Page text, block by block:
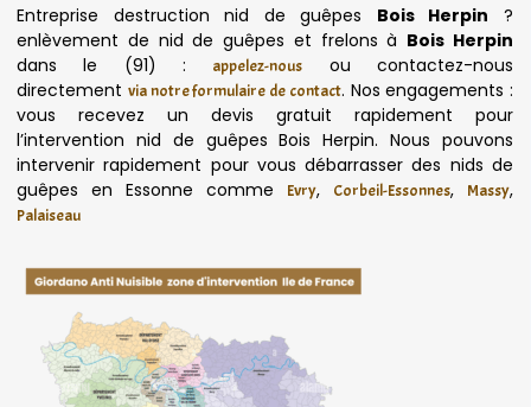
Entreprise destruction nid de guêpes Bois Herpin ?
enlèvement de nid de guêpes et frelons à Bois Herpin
dans le (91) :
appelez-nous
ou contactez-nous
directement via notre formulaire de contact. Nos engagements :
vous recevez un devis gratuit rapidement pour
l’intervention nid de guêpes Bois Herpin. Nous pouvons
intervenir rapidement pour vous débarrasser des nids de
guêpes en Essonne comme
Evry, Corbeil-Essonnes, Massy,
Palaiseau